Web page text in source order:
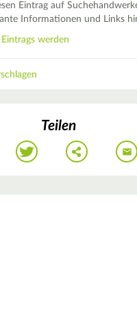
Eintrag auf
Informationen und Links
Eintrags werden
Teilen